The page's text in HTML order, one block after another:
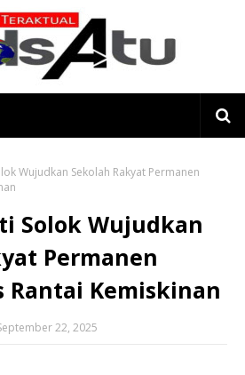
Wujudkan Sekolah Rakyat Permanen
Solok Wujudkan
Permanen
Kemiskinan
22, 2025